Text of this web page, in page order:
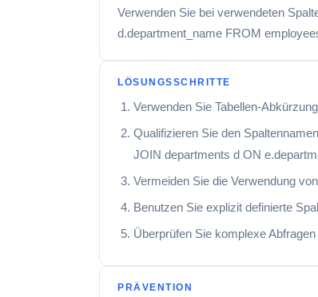
Verwenden Sie bei verwendeten
d.department_name FROM
LÖSUNGSSCHRITTE
Verwenden Sie Tabellen-
Qualifizieren Sie den
JOIN departments d ON
Vermeiden Sie die Verwendung
Benutzen Sie explizit definierte
Überprüfen Sie komplexe
PRÄVENTION